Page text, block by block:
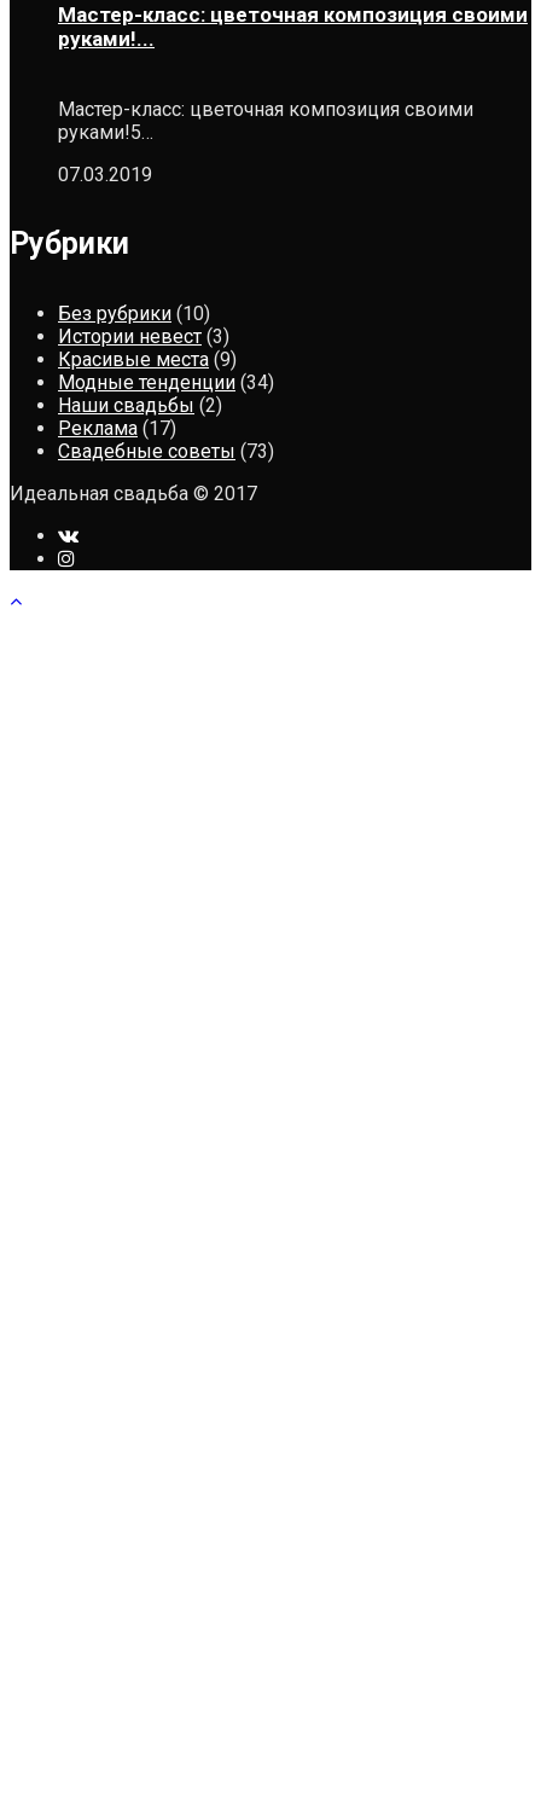
Мастер-класс: цветочная композиция своими
руками!...
Мастер-класс: цветочная композиция своими
руками!5…
07.03.2019
Рубрики
Без рубрики (10)
Истории невест (3)
Красивые места (9)
Модные тенденции (34)
Наши свадьбы (2)
Реклама (17)
Свадебные советы (73)
Идеальная свадьба © 2017